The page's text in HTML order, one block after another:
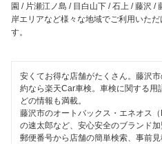
閉じる
安心WE！車検
園 / 片瀬江ノ島 / 目白山下 / 石上 / 藤沢 /
岸エリアなど様々な地域でご利用いた
す。
安くてお得な店舗がたくさん。藤沢
約なら楽天Car車検。車検に関する用
どの情報も満載。
藤沢市のオートバックス・エネオス
の速太郎など、安心安全のブランド加
郵便番号から店舗の簡単検索、事前